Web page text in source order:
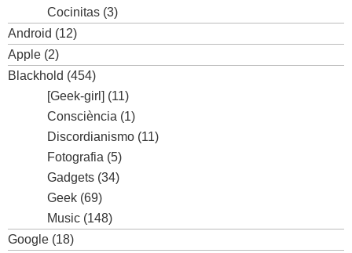
Cocinitas (3)
Android (12)
Apple (2)
Blackhold (454)
[Geek-girl] (11)
Consciència (1)
Discordianismo (11)
Fotografia (5)
Gadgets (34)
Geek (69)
Music (148)
Google (18)